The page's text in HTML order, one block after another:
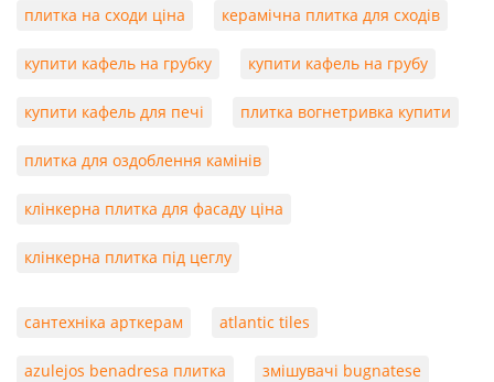
плитка на сходи ціна керамічна плитка для сходів
купити кафель на грубку купити кафель на грубу
купити кафель для печі плитка вогнетривка купити
плитка для оздоблення камінів
клінкерна плитка для фасаду ціна
клінкерна плитка під цеглу
сантехніка арткерам atlantic tiles
azulejos benadresa плитка змішувачі bugnatese